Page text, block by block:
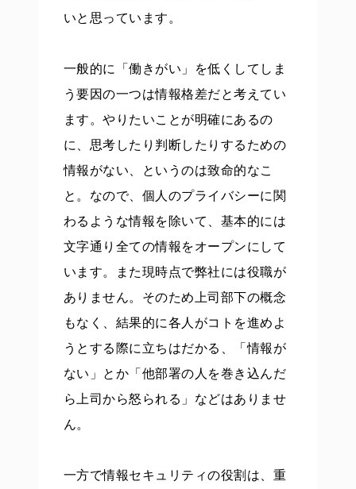
いと思っています。
一般的に「働きがい」を低くしてしま
う要因の一つは情報格差だと考えてい
ます。やりたいことが明確にあるの
に、思考したり判断したりするための
情報がない、というのは致命的なこ
と。なので、個人のプライバシーに関
わるような情報を除いて、基本的には
文字通り全ての情報をオープンにして
います。また現時点で弊社には役職が
ありません。そのため上司部下の概念
もなく、結果的に各人がコトを進めよ
うとする際に立ちはだかる、「情報が
ない」とか「他部署の人を巻き込んだ
ら上司から怒られる」などはありませ
ん。
一方で情報セキュリティの役割は、重